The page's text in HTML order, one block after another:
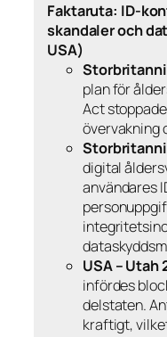
Faktaruta: ID-
skandaler och
USA)
plan för
Act
övervakning
digital
användares
USA – Utah
infördes
delstaten.
kraftigt,